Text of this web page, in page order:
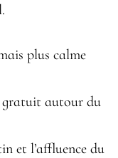
plus calme
gratuit autour du
et l’affluence du